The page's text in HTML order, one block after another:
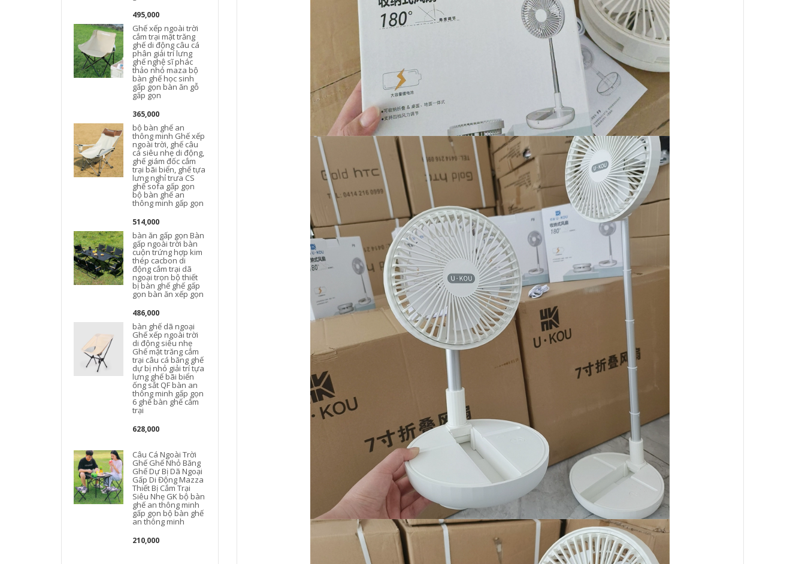
495,000
Ghế xếp ngoài trời
cắm trại mặt trăng
ghế di động câu cá
phân giải trí lưng
ghế nghệ sĩ phác
thảo nhỏ maza bộ
bàn ghế học sinh
gấp gọn bàn ăn gỗ
gấp gọn
365,000
bộ bàn ghế an
thông minh Ghế xếp
ngoài trời, ghế câu
cá siêu nhẹ di động,
ghế giám đốc cắm
trại bãi biển, ghế tựa
lưng nghỉ trưa CS
ghế sofa gấp gọn
bộ bàn ghế an
thông minh gấp gọn
514,000
bàn ăn gấp gọn Bàn
gấp ngoài trời bàn
cuộn trứng hợp kim
thép cacbon di
động cắm trại dã
ngoại trọn bộ thiết
bị bàn ghế ghế gấp
gọn bàn ăn xếp gọn
486,000
bàn ghế dã ngoại
Ghế xếp ngoài trời
di động siêu nhẹ
Ghế mặt trăng cắm
trại câu cá băng ghế
dự bị nhỏ giải trí tựa
lưng ghế bãi biển
ống sắt QF bàn an
thông minh gấp gọn
6 ghế bàn ghế cắm
trại
628,000
Câu Cá Ngoài Trời
Ghế Ghế Nhỏ Băng
Ghế Dự Bị Dã Ngoại
Gấp Di Động Mazza
Thiết Bị Cắm Trại
Siêu Nhẹ GK bộ bàn
ghế an thông minh
gấp gọn bộ bàn ghế
an thông minh
210,000
Ghế Gấp Ngoài Trời
Di Động Dã Ngoại
Kermit Ghế Siêu
Nhẹ Câu Cá Cắm
Bị Ghế bàn ghế du
lịch bàn ghế gấp
bộ bàn ghế gấp gọn
Ngoài Trời Bàn Gấp
Bàn Ghế Cắm Trại
Hoàn Chỉnh Thiết Bị
Tiếp Liệu Trứng
Cuộn Bàn CS ghế
sofa gấp gọn ghế
Ghế xếp ngoài trời
Ghế Kermit ghế cắm
trại ngoài trời ghế
gấp di động bãi biển
ghế siêu nhẹ câu cá
Ghế xếp ngoài trời,
ghế gấp di động,
ghế tựa nhỏ sinh
viên nghệ thuật
Mazar, ghế cắm trại
siêu nhẹ, ghế câu cá
Xếp Hàng Hiện Vật
Câu Cá Pony Băng
xe di động du lịch tự
lái gỗ nguyên khối
bàn cuộn trứng bộ
bàn ghế gấp gọn
ghế sofa gấp gọn
Bàn gấp ngoài trời
gấp gọn bàn cắm
trại di động Bộ bàn
ghế dã ngoại cung
cấp thiết bị bàn
trứng cuộn hợp kim
nhôm ghế gấp gọn
bàn ghế gấp gọn
374,000
Ghế gấp ngoài trời,
ghế mặt trăng siêu
nhẹ di động, ghế
câu cá cắm trại, ghế
thư giãn dã ngoại,
cắm trại Maza nhỏ
ghế gấp gọn ghế
cao gấp gọn
446,000
Ngoài Trời Di Động
Bàn Gấp Trứng Bàn
Gian Hàng Cắm Trại
Giải Trí Dã Ngoại
Bàn Ghế Đa Năng
Thiết Bị Hoàn Chỉnh
Bàn bàn ghế gấp
ghế gấp gọn
ghế nằm gấp gọn Đô
Thị Sóng Ngoài Trời
Ghế Gấp Di Động
Thiết Bị Đánh Cá
Ghế Phân Nghệ Sĩ
Phác Thảo Ghế Gấp
ghế ngủ gấp gọn
bàn ghế dã ngoại
289,000
Đô Thị Sóng Ghế
Gấp Ngoài Trời Di
Động Giải Trí Cắm
Trại Ghế Gỗ Chắc
Chắn Siêu Nhẹ
Trăng Bướm Ghế
bàn ghế gấp gọn
bàn ghế ăn gấp gọn
724,000